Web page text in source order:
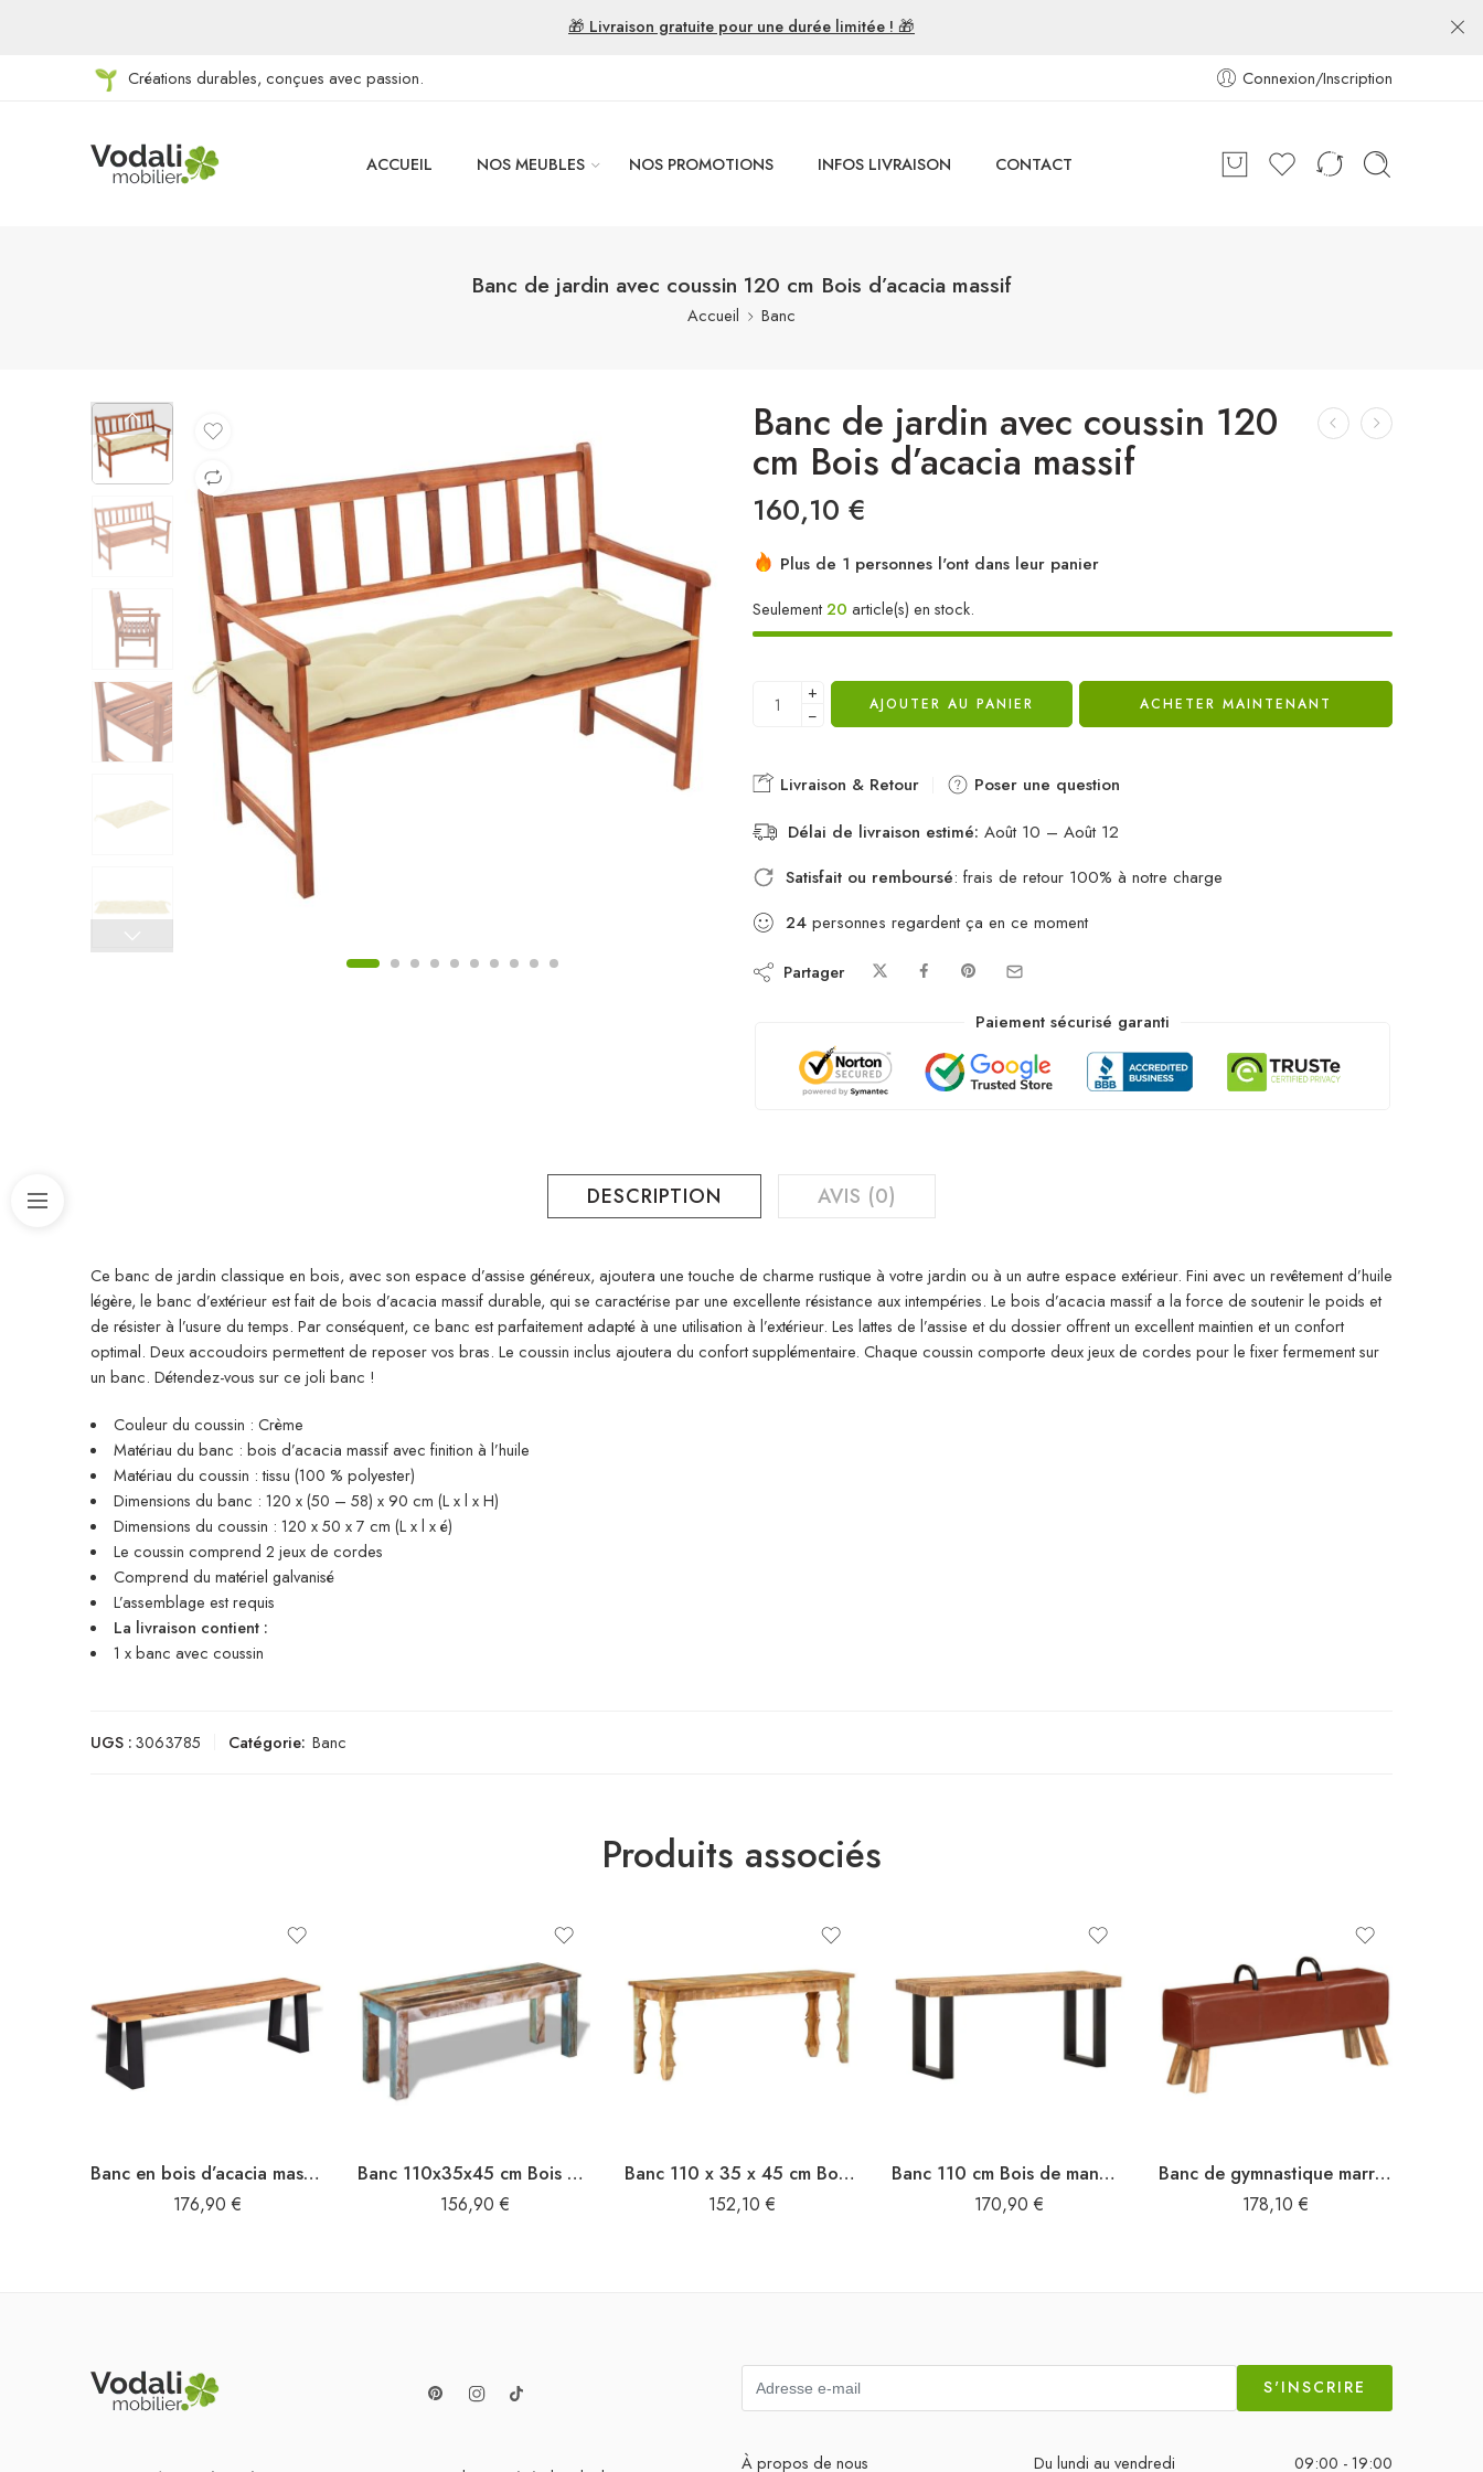
🎁 Livraison gratuite pour une durée limitée ! 🎁
Créations durables, conçues avec passion. Connexion/Inscription
ACCUEIL NOS MEUBLES NOS PROMOTIONS INFOS LIVRAISON CONTACT
Banc de jardin avec coussin 120 cm Bois d’acacia massif
Accueil Banc
Banc de jardin avec coussin 120
cm Bois d’acacia massif
160,10 €
Plus de 1 personnes l'ont dans leur panier
Seulement20 article(s) en stock.
+
−
AJOUTER AU PANIER ACHETER MAINTENANT
Livraison & Retour
Poser une question
Délai de livraison estimé: Août 10 – Août 12
Satisfait ou remboursé: frais de retour 100% à notre charge
24 personnes regardent ça en ce moment
Partager
Paiement sécurisé garanti
DESCRIPTION AVIS (0)
Ce banc de jardin classique en bois, avec son espace d’assise généreux, ajoutera une touche de charme rustique à votre jardin ou à un autre espace extérieur. Fini avec un revêtement d’huile
légère, le banc d’extérieur est fait de bois d’acacia massif durable, qui se caractérise par une excellente résistance aux intempéries. Le bois d’acacia massif a la force de soutenir le poids et
de résister à l’usure du temps. Par conséquent, ce banc est parfaitement adapté à une utilisation à l’extérieur. Les lattes de l’assise et du dossier offrent un excellent maintien et un confort
optimal. Deux accoudoirs permettent de reposer vos bras. Le coussin inclus ajoutera du confort supplémentaire. Chaque coussin comporte deux jeux de cordes pour le fixer fermement sur
un banc. Détendez-vous sur ce joli banc !
Couleur du coussin : Crème
Matériau du banc : bois d’acacia massif avec finition à l’huile
Matériau du coussin : tissu (100 % polyester)
Dimensions du banc : 120 x (50 – 58) x 90 cm (L x l x H)
Dimensions du coussin : 120 x 50 x 7 cm (L x l x é)
Le coussin comprend 2 jeux de cordes
Comprend du matériel galvanisé
L’assemblage est requis
La livraison contient :
1 x banc avec coussin
UGS :3063785 Catégorie: Banc
Produits associés
Banc en bois d’acacia massif 145 cm
176,90 €
Banc 110x35x45 cm Bois de récupération massif
156,90 €
Banc 110 x 35 x 45 cm Bois de récupération massif
152,10 €
Banc 110 cm Bois de manguier brut massif et acier
170,90 €
Banc de gymnastique marron 110 cm cuir véritable
178,10 €
S'INSCRIRE
À propos de nous Du lundi au vendredi 09:00 - 19:00